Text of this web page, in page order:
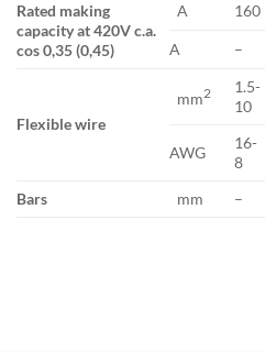
Rated making
capacity at 420V c.a.
cos 0,35 (0,45)
A 160
A –
Flexible wire
mm2
1.5-
10
AWG
16-
8
Bars
mm –